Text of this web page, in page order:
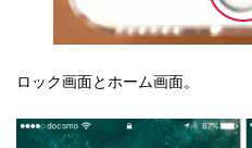
ロック画面とホーム画面。